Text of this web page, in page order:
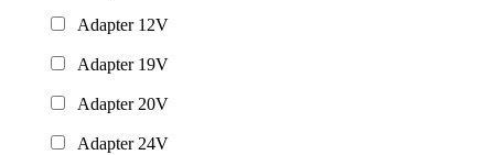
Adapter 12V
Adapter 19V
Adapter 20V
Adapter 24V